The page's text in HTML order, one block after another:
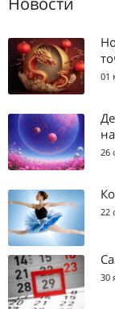
01
26
22
30